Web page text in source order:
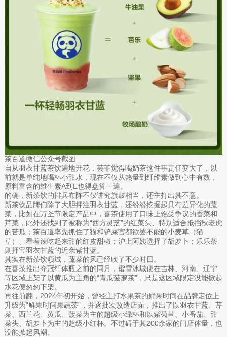
茶百道微信公众号截图
自从羽衣甘蓝茶饮遍地开花，芸菲觉得喝奶茶这件事责任变大了，以
前就是单纯地喝杯小甜水，现在不仅从热量到纤维素做到心中有数，
原料富含的维生素A到E也得盘算一遍。
的确，新茶饮的排兵布阵不仅讲究旗鼓相当，还主打出其不意。
新茶饮品牌们除了大胆押注羽衣甘蓝，还纷纷挖掘起具有差异化的蔬
菜，比如在万圣节限定产品中，喜茶使用了口味上饱受争议的香菜和
芹菜，此外还找到了被称为“西方灵芝”的红菜头、特别适合抵挡秋老虎
的苦瓜；茶百道率先抓住了猫和铲屎官都欲罢不能的小麦草（猫
草）、看着辣吃起来甜的红皮甜椒；沪上阿姨选择了胡萝卜；乐乐茶
则押宝羽衣甘蓝的近亲紫甘蓝。
其实在新茶饮领域，蔬菜的风已经吹了不少时日。
在喜茶推出夺冠纤体瓶之前的同月，蜜雪冰城便在吉林、河南、辽宁
等区域上架了以黄瓜为主角的“青瓜菠萝茶”，只是这区域限定没能掀起
水花便匆匆下架。
再往前翻，2024年初开始，曾经主打水果茶的鲜果时间在品牌定位上
升级为“鲜果时间果蔬茶”，并逐批次改造店面，推出了以羽衣甘蓝、芹
菜、西兰花、黄瓜、菠菜为主的超级小绿杯和以紫菊苣、小番茄、甜
菜头、胡萝卜为主的超级小红杯。不过碍于其200余家的门店体量，也
没能掀起风潮。